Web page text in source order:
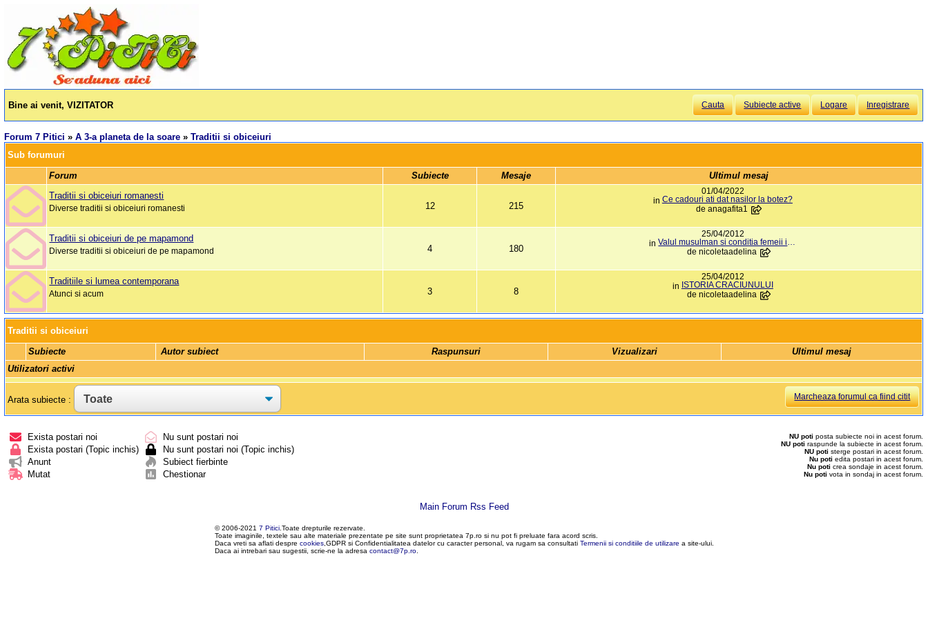
Bine ai venit, VIZITATOR Cauta Subiecte active Logare Inregistrare
Forum 7 Pitici »A 3-a planeta de la soare »Traditii si obiceiuri
Sub forumuri
Forum
Subiecte Mesaje
Ultimul mesaj
Traditii si obiceiuri romanesti
Diverse traditii si obiceiuri romanesti 12 215
01/04/2022
in Ce cadouri ati dat nasilor la botez?
de anagafita1
Traditii si obiceiuri de pe mapamond
Diverse traditii si obiceiuri de pe mapamond 4 180
25/04/2012
in
de nicoletaadelina
Traditiile si lumea contemporana
Atunci si acum 3 8
25/04/2012
in ISTORIA CRACIUNULUI
de nicoletaadelina
Traditii si obiceiuri
Subiecte
Autor subiect Raspunsuri Vizualizari Ultimul mesaj
Arata subiecte : Marcheaza forumul ca fiind citit
Utilizatori activi
Exista postari noi
Nu sunt postari noi
Exista postari (Topic inchis)
Nu sunt postari noi (Topic inchis)
Anunt
Subiect fierbinte
Mutat
Chestionar
NU potiposta subiecte noi in acest forum.
NU potiraspunde la subiecte in acest forum.
NU potisterge postari in acest forum.
Nu potiedita postari in acest forum.
Nu poticrea sondaje in acest forum.
Nu potivota in sondaj in acest forum.
Main Forum Rss Feed
© 2006-2021 7 Pitici.Toate drepturile rezervate.
Toate imaginile, textele sau alte materiale prezentate pe site sunt proprietatea 7p.ro si nu pot fi preluate fara acord scris.
Daca vreti sa aflati despre cookies,GDPR si Confidentialitatea datelor cu caracter personal, va rugam sa consultati Termenii si conditiile de utilizare a site-ului.
Daca ai intrebari sau sugestii, scrie-ne la adresa contact@7p.ro.